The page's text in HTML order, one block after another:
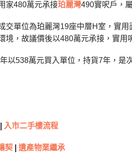
家480萬元承接珀麗灣490實呎戶，
交單位為珀麗灣19座中層H室，實
境，故議價後以480萬元承接，實用
以538萬元買入單位，持貨7年，是
入市二手樓流程
契 遺產物業繼承